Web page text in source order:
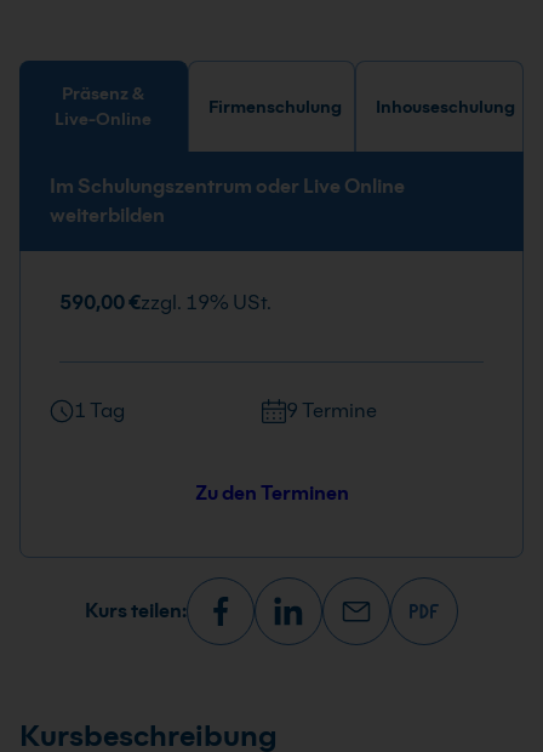
Präsenz &
Live-Online
Firmenschulung Inhouseschulung
Im Schulungszentrum oder Live Online
weiterbilden
590,00 €zzgl. 19% USt.
1 Tag 9 Termine
Zu den Terminen
Kurs teilen:
Kursbeschreibung